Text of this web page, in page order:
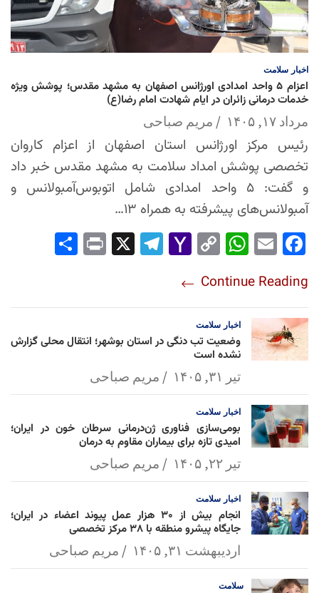
اخبار سلامت
اعزام ۵ واحد امدادی اورژانس اصفهان به مشهد مقدس؛ پوشش ویژه
خدمات درمانی زائران در ایام شهادت امام رضا(ع)
مرداد ۱۷, ۱۴۰۵ مریم صباحی
رئیس مرکز اورژانس استان اصفهان از اعزام کاروان
تخصصی پوشش امداد سلامت به مشهد مقدس خبر داد
و گفت: ۵ واحد امدادی شامل اتوبوس‌آمبولانس و
آمبولانس‌های پیشرفته به همراه ۱۳…
Fac
ok
Em
Wh
Ap
p
Co
Lin
k
Yah
l
Tel
Pri
Continue Reading
اخبار سلامت
وضعیت تب دنگی در استان بوشهر؛ انتقال محلی گزارش
نشده است
تیر ۳۱, ۱۴۰۵ مریم صباحی
اخبار سلامت
بومی‌سازی فناوری ژن‌درمانی سرطان خون در ایران؛
امیدی تازه برای بیماران مقاوم به درمان
تیر ۲۲, ۱۴۰۵ مریم صباحی
اخبار سلامت
انجام بیش از ۳۰ هزار عمل پیوند اعضاء در ایران؛
جایگاه پیشرو منطقه با ۳۸ مرکز تخصصی
اردیبهشت ۳۱, ۱۴۰۵ مریم صباحی
سلامت